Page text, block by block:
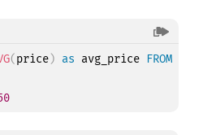
(price) as avg_price FROM